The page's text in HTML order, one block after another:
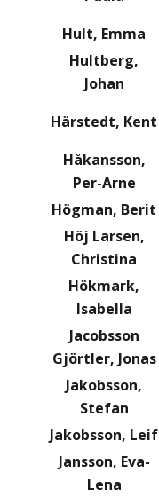
Hult, Emma
Hultberg,
Johan
Härstedt, Kent
Håkansson,
Per-Arne
Högman, Berit
Höj Larsen,
Christina
Hökmark,
Isabella
Jacobsson
Gjörtler, Jonas
Jakobsson,
Stefan
Jakobsson, Leif
Jansson, Eva-
Lena